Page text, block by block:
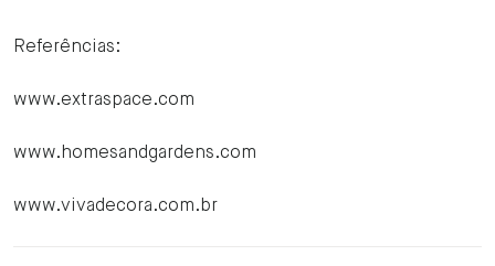
Referências:
www.extraspace.com
www.homesandgardens.com
www.vivadecora.com.br